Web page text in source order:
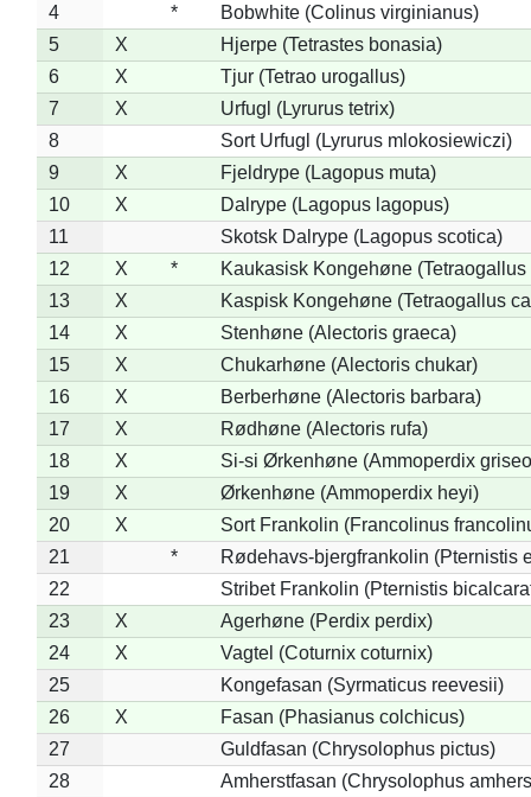
4
*
Bobwhite (Colinus virginianus)
5
X
Hjerpe (Tetrastes bonasia)
6
X
Tjur (Tetrao urogallus)
7
X
Urfugl (Lyrurus tetrix)
8
Sort Urfugl (Lyrurus mlokosiewiczi)
9
X
Fjeldrype (Lagopus muta)
10
X
Dalrype (Lagopus lagopus)
11
Skotsk Dalrype (Lagopus scotica)
12
X *
Kaukasisk Kongehøne
13
X
Kaspisk Kongehøne (Tetraogallus
14
X
Stenhøne (Alectoris graeca)
15
X
Chukarhøne (Alectoris chukar)
16
X
Berberhøne (Alectoris barbara)
17
X
Rødhøne (Alectoris rufa)
18
X
Si-si Ørkenhøne (Ammoperdix
19
X
Ørkenhøne (Ammoperdix heyi)
20
X
Sort Frankolin (Francolinus
21
*
Rødehavs-bjergfrankolin (Pternistis
22
Stribet Frankolin (Pternistis
23
X
Agerhøne (Perdix perdix)
24
X
Vagtel (Coturnix coturnix)
25
Kongefasan (Syrmaticus reevesii)
26
X
Fasan (Phasianus colchicus)
27
Guldfasan (Chrysolophus pictus)
28
Amherstfasan (Chrysolophus